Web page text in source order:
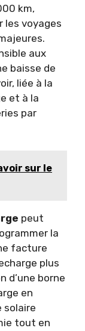
km,
les voyages
aux
baisse de
liée à la
et à la
par
sur le
peut
la
facture
plus
d’une borne
en
solaire
tout en